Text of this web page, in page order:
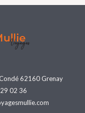
62160 Grenay
02 36